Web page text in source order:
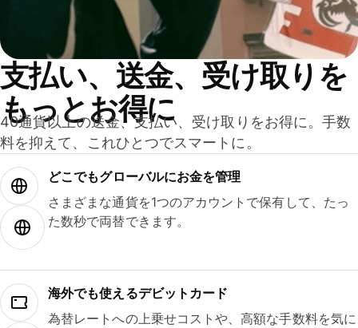
支払い、送金、受け取りを
もっとお得に
40通貨以上の送金、支払い、受け取りをお得に。手数
料を抑えて、これひとつでスマートに。
どこでもグ⁠ロ⁠ー⁠バ⁠ルにお金を管理
さまざまな通貨を1つのアカウントで保有して、たっ
た数秒で両替できます。
海外でも使えるデビットカード
為替レートへの上乗せコストや、高額な手数料を気に